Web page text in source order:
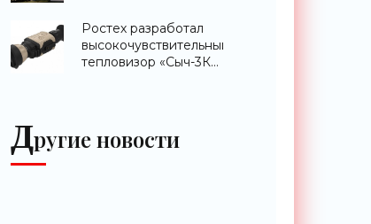
земли -
«Беспилотники»
Ростех разработал
высокочувствительный
тепловизор «Сыч-3К»
Другие новости